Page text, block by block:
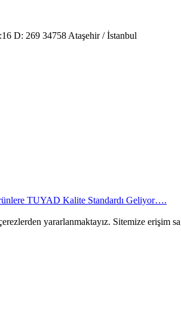
D: 269 34758 Ataşehir / İstanbul
TUYAD Kalite Standardı Geliyor….
yararlanmaktayız. Sitemize erişim